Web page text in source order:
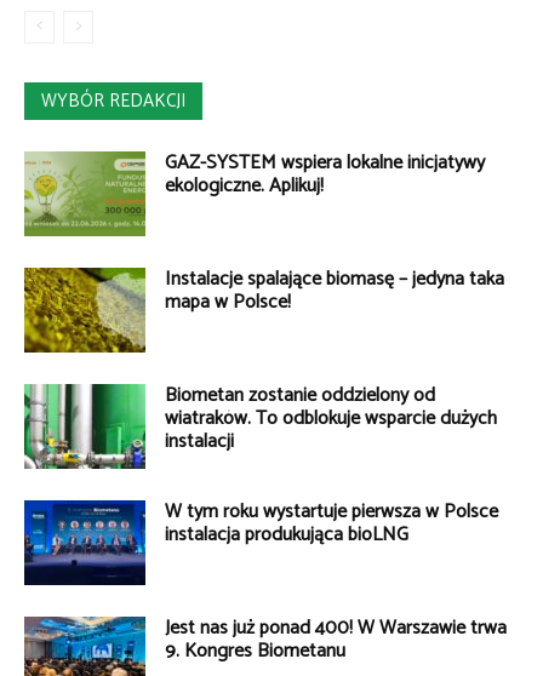
WYBÓR REDAKCJI
GAZ-SYSTEM wspiera lokalne inicjatywy
ekologiczne. Aplikuj!
Instalacje spalające biomasę – jedyna taka
mapa w Polsce!
Biometan zostanie oddzielony od
wiatraków. To odblokuje wsparcie dużych
instalacji
W tym roku wystartuje pierwsza w Polsce
instalacja produkująca bioLNG
Jest nas już ponad 400! W Warszawie trwa
9. Kongres Biometanu